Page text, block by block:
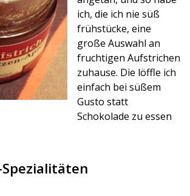
ich, die ich nie süß
frühstücke, eine
große Auswahl an
fruchtigen Aufstrichen
zuhause. Die löffle ich
einfach bei süßem
Gusto statt
Schokolade zu essen